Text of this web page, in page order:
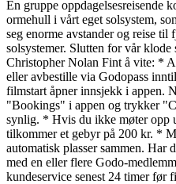
En gruppe oppdagelsesreisende
ormehull i vårt eget solsystem,
seg enorme avstander og reise
solsystemer. Slutten for vår
Christopher Nolan Fint å vite: *
eller avbestille via Godopass
filmstart åpner innsjekk i appen.
"Bookings" i appen og trykker
synlig. * Hvis du ikke møter opp
tilkommer et gebyr på 200 kr. *
automatisk plasser sammen. Har
med en eller flere Godo-
kundeservice senest 24 timer før